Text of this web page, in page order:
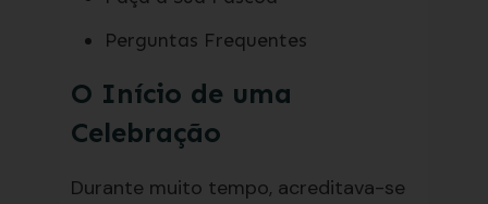
Perguntas Frequentes
O Início de uma
Celebração
Durante muito tempo, acreditava-se